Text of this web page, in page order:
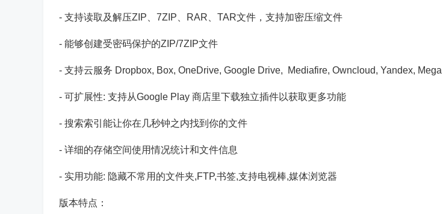
- 支持读取及解压ZIP、7ZIP、RAR、TAR文件，支持加密压缩文件
- 能够创建受密码保护的ZIP/7ZIP文件
- 支持云服务 Dropbox, Box, OneDrive, Google Drive, Mediafire, Owncloud, Yandex, Mega
- 可扩展性: 支持从Google Play 商店里下载独立插件以获取更多功能
- 搜索索引能让你在几秒钟之内找到你的文件
- 详细的存储空间使用情况统计和文件信息
- 实用功能: 隐藏不常用的文件夹,FTP,书签,支持电视棒,媒体浏览器
版本特点：